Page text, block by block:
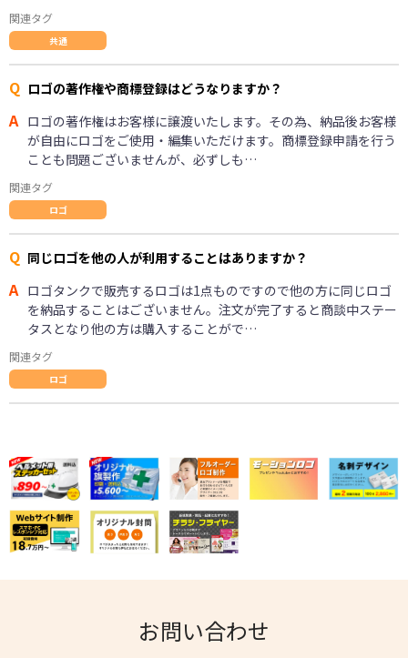
関連タグ
共通
Q ロゴの著作権や商標登録はどうなりますか？
A ロゴの著作権はお客様に譲渡いたします。その為、納品後お客様
が自由にロゴをご使用・編集いただけます。商標登録申請を行う
ことも問題ございませんが、必ずしも…
関連タグ
ロゴ
Q 同じロゴを他の人が利用することはありますか？
A ロゴタンクで販売するロゴは1点ものですので他の方に同じロゴ
を納品することはございません。注文が完了すると商談中ステー
タスとなり他の方は購入することがで…
関連タグ
ロゴ
お問い合わせ